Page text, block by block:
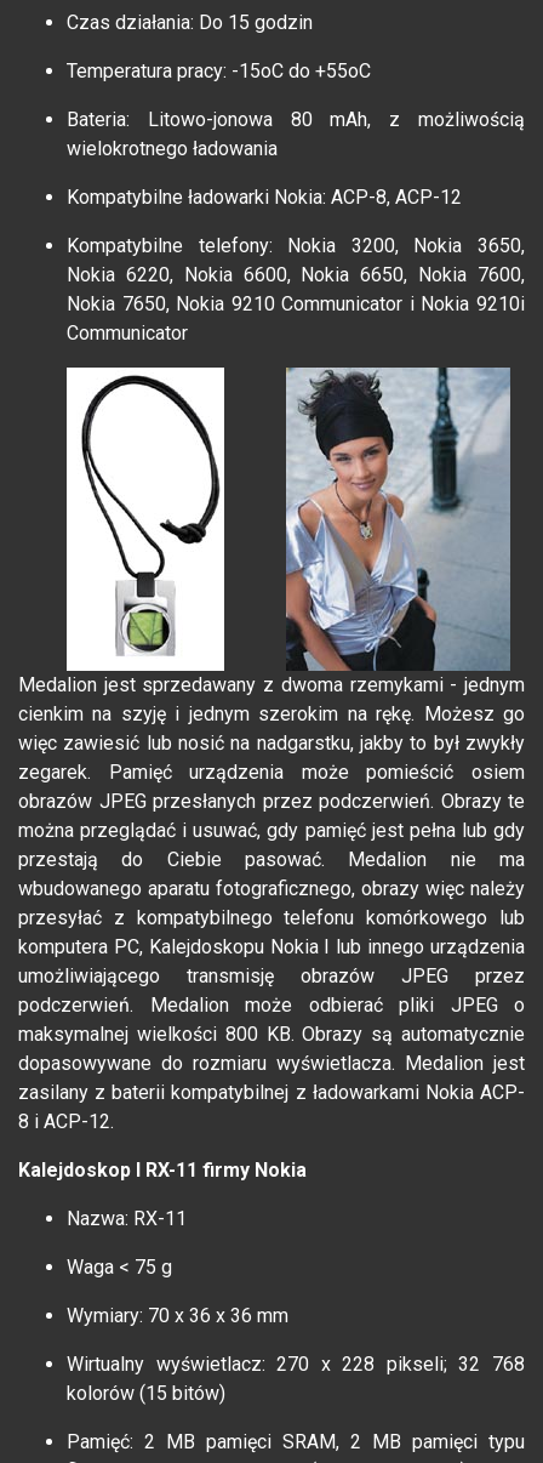
Czas działania: Do 15 godzin
Temperatura pracy: -15oC do +55oC
Bateria: Litowo-jonowa 80 mAh, z możliwością
wielokrotnego ładowania
Kompatybilne ładowarki Nokia: ACP-8, ACP-12
Kompatybilne telefony: Nokia 3200, Nokia 3650,
Nokia 6220, Nokia 6600, Nokia 6650, Nokia 7600,
Nokia 7650, Nokia 9210 Communicator i Nokia 9210i
Communicator
Medalion jest sprzedawany z dwoma rzemykami - jednym
cienkim na szyję i jednym szerokim na rękę. Możesz go
więc zawiesić lub nosić na nadgarstku, jakby to był zwykły
zegarek. Pamięć urządzenia może pomieścić osiem
obrazów JPEG przesłanych przez podczerwień. Obrazy te
można przeglądać i usuwać, gdy pamięć jest pełna lub gdy
przestają do Ciebie pasować. Medalion nie ma
wbudowanego aparatu fotograficznego, obrazy więc należy
przesyłać z kompatybilnego telefonu komórkowego lub
komputera PC, Kalejdoskopu Nokia I lub innego urządzenia
umożliwiającego transmisję obrazów JPEG przez
podczerwień. Medalion może odbierać pliki JPEG o
maksymalnej wielkości 800 KB. Obrazy są automatycznie
dopasowywane do rozmiaru wyświetlacza. Medalion jest
zasilany z baterii kompatybilnej z ładowarkami Nokia ACP-
8 i ACP-12.
Kalejdoskop I RX-11 firmy Nokia
Nazwa: RX-11
Waga < 75 g
Wymiary: 70 x 36 x 36 mm
Wirtualny wyświetlacz: 270 x 228 pikseli; 32 768
kolorów (15 bitów)
Pamięć: 2 MB pamięci SRAM, 2 MB pamięci typu